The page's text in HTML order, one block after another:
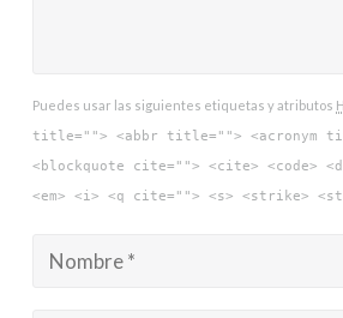
Puedes usar las siguientes etiquetas y atributos
title=""> <abbr title=""> <acronym
<blockquote cite=""> <cite> <code>
<em> <i> <q cite=""> <s> <strike>